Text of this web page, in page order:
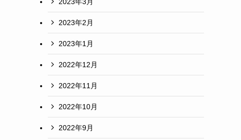
2023年2月
2023年1月
2022年12月
2022年11月
2022年10月
2022年9月